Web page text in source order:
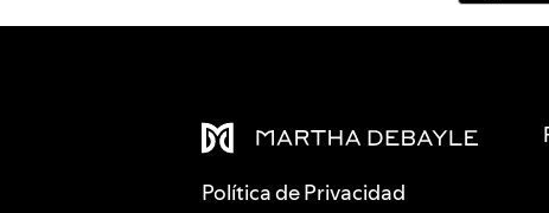
Política de Privacidad